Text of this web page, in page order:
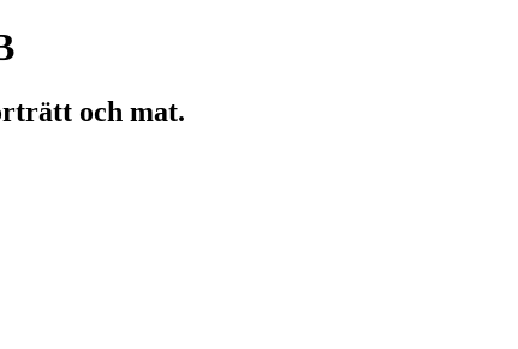
och mat.